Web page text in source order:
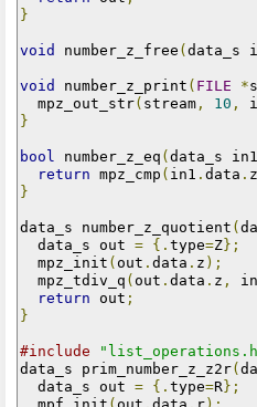
}
void number_z_free ( data_s
void number_z_print ( FILE *
  mpz_out_str
( stream , 10 ,
}
bool number_z_eq ( data_s in1
return mpz_cmp ( in1 . data . z
}
data_s number_z_quotient (
  data_s out
= {. type=Z};
  mpz_init
( out . data . z );
  mpz_tdiv_q
( out . data . z ,
return out ;
}
#include
data_s prim_number_z_z2r(
  data_s out
= {. type=R};